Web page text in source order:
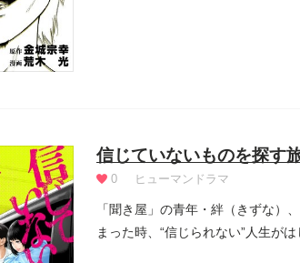
信じていないものを探す
0 ヒューマンドラマ
「聞き屋」の青年・絆（きずな）
まった時、“信じられない”人生が